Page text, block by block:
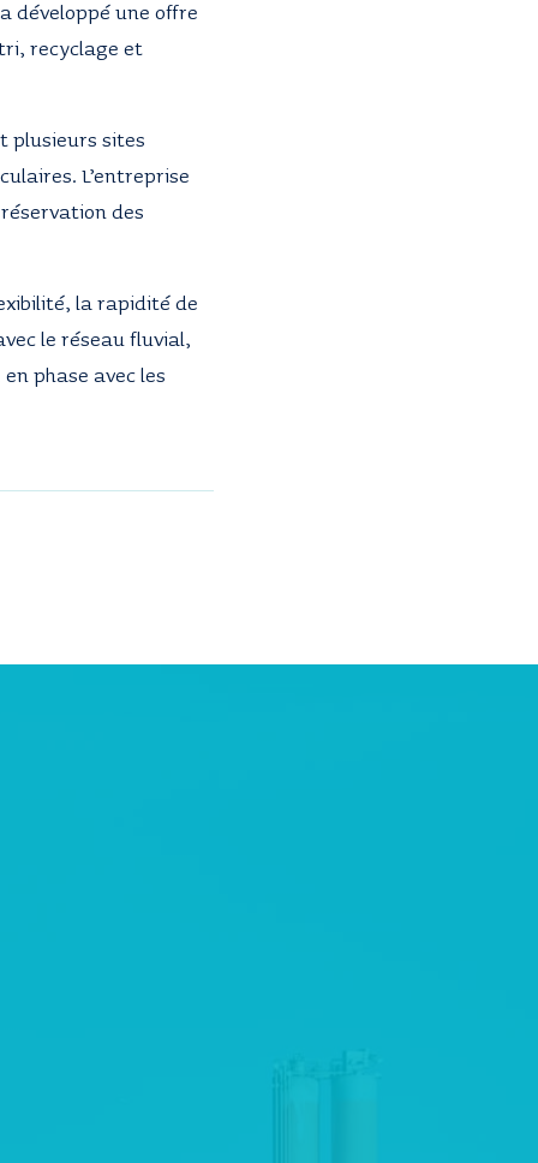
développé une offre
recyclage et
plusieurs sites
L’entreprise
des
la rapidité de
le réseau fluvial,
phase avec les